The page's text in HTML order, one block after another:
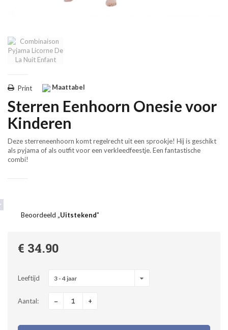
Maattabel
Print
Sterren Eenhoorn Onesie voor
Kinderen
Deze sterreneenhoorn komt regelrecht uit een sprookje! Hij is geschikt
als pyjama of als outfit voor een verkleedfeestje. Een fantastische
combi!
Beoordeeld „Uitstekend"
€ 34.90
Leeftijd 3 - 4 jaar
Aantal: - +